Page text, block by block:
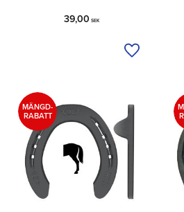
39,00 SEK
Tilføj til
MÄNGD-
RABATT